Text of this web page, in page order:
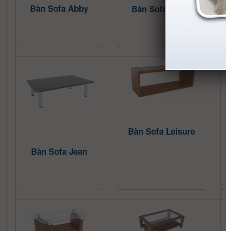
Bàn Sofa Abby Bàn Sofa Alana
Bàn Sofa Jean
Bàn Sofa Leisure